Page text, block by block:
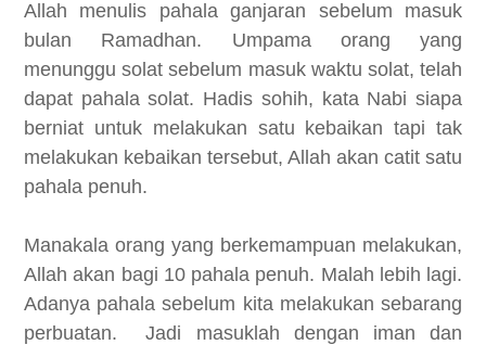
Allah menulis pahala ganjaran sebelum masuk
bulan Ramadhan. Umpama orang yang
menunggu solat sebelum masuk waktu solat, telah
dapat pahala solat. Hadis sohih, kata Nabi siapa
berniat untuk melakukan satu kebaikan tapi tak
melakukan kebaikan tersebut, Allah akan catit satu
pahala penuh.
Manakala orang yang berkemampuan melakukan,
Allah akan bagi 10 pahala penuh. Malah lebih lagi.
Adanya pahala sebelum kita melakukan sebarang
perbuatan.
Jadi masuklah dengan iman dan